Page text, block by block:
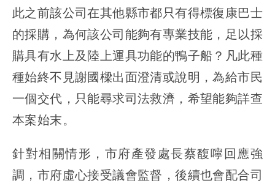
此之前該公司在其他縣市都只有得標復康巴士
的採購，為何該公司能夠有專業技能，足以採
購具有水上及陸上運具功能的鴨子船？凡此種
種始終不見謝國樑出面澄清或說明，為給市民
一個交代，只能尋求司法救濟，希望能夠詳查
本案始末。
針對相關情形，市府產發處長蔡馥嚀回應強
調，市府虛心接受議會監督，後續也會配合司